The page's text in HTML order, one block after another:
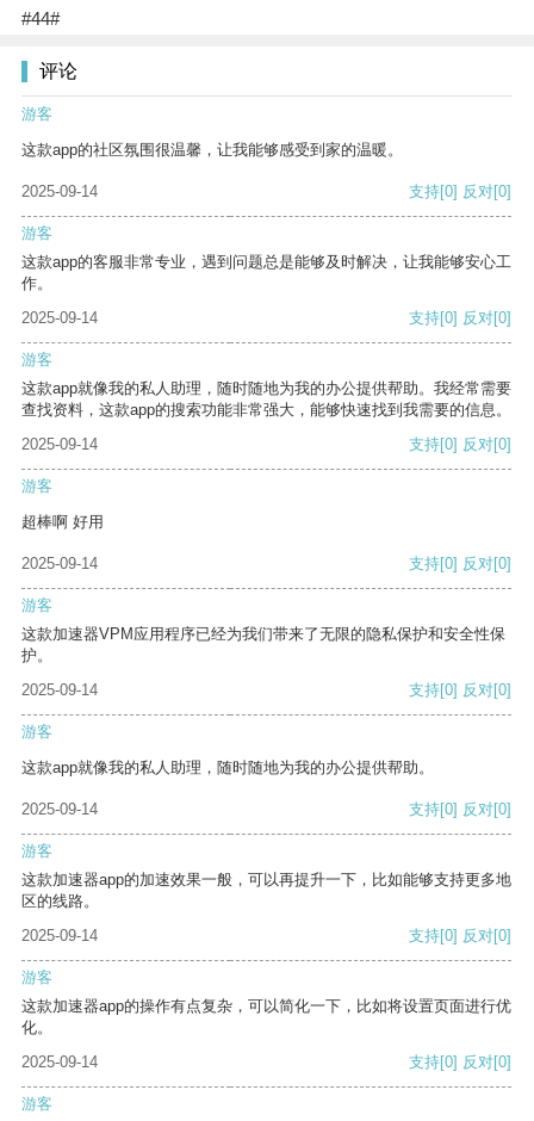
#44#
评论
游客
这款app的社区氛围很温馨，让我能够感受到家的温暖。
2025-09-14 支持[0] 反对[0]
游客
这款app的客服非常专业，遇到问题总是能够及时解决，让我能够安心工
作。
2025-09-14
支持[0] 反对[0]
游客
这款app就像我的私人助理，随时随地为我的办公提供帮助。我经常需要
查找资料，这款app的搜索功能非常强大，能够快速找到我需要的信息。
2025-09-14
支持[0] 反对[0]
游客
超棒啊 好用
2025-09-14 支持[0] 反对[0]
游客
这款加速器VPM应用程序已经为我们带来了无限的隐私保护和安全性保
护。
2025-09-14
支持[0] 反对[0]
游客
这款app就像我的私人助理，随时随地为我的办公提供帮助。
2025-09-14 支持[0] 反对[0]
游客
这款加速器app的加速效果一般，可以再提升一下，比如能够支持更多地
区的线路。
2025-09-14
支持[0] 反对[0]
游客
这款加速器app的操作有点复杂，可以简化一下，比如将设置页面进行优
化。
2025-09-14
支持[0] 反对[0]
游客